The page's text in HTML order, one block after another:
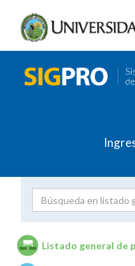
Listado general de